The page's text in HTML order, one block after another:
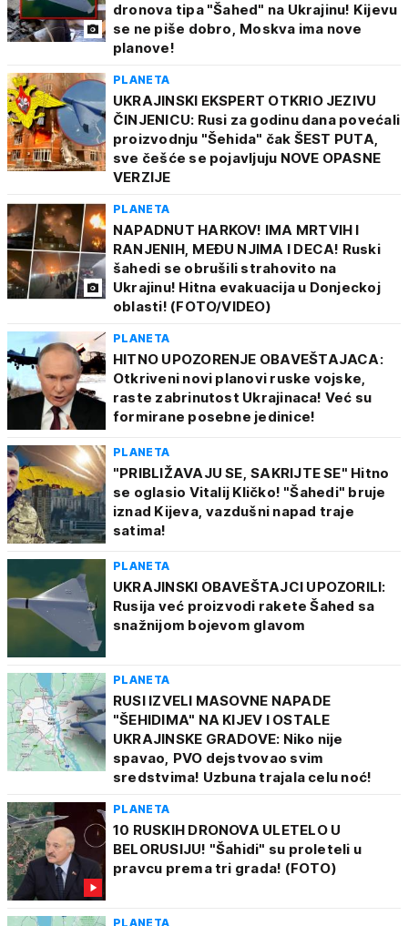
dronova tipa "Šahed" na Ukrajinu! Kijevu
se ne piše dobro, Moskva ima nove
planove!
PLANETA
UKRAJINSKI EKSPERT OTKRIO JEZIVU
ČINJENICU: Rusi za godinu dana povećali
proizvodnju "Šehida" čak ŠEST PUTA,
sve češće se pojavljuju NOVE OPASNE
VERZIJE
PLANETA
NAPADNUT HARKOV! IMA MRTVIH I
RANJENIH, MEĐU NJIMA I DECA! Ruski
šahedi se obrušili strahovito na
Ukrajinu! Hitna evakuacija u Donjeckoj
oblasti! (FOTO/VIDEO)
PLANETA
HITNO UPOZORENJE OBAVEŠTAJACA:
Otkriveni novi planovi ruske vojske,
raste zabrinutost Ukrajinaca! Već su
formirane posebne jedinice!
PLANETA
"PRIBLIŽAVAJU SE, SAKRIJTE SE" Hitno
se oglasio Vitalij Kličko! "Šahedi" bruje
iznad Kijeva, vazdušni napad traje
satima!
PLANETA
UKRAJINSKI OBAVEŠTAJCI UPOZORILI:
Rusija već proizvodi rakete Šahed sa
snažnijom bojevom glavom
PLANETA
RUSI IZVELI MASOVNE NAPADE
"ŠEHIDIMA" NA KIJEV I OSTALE
UKRAJINSKE GRADOVE: Niko nije
spavao, PVO dejstvovao svim
sredstvima! Uzbuna trajala celu noć!
PLANETA
10 RUSKIH DRONOVA ULETELO U
BELORUSIJU! "Šahidi" su proleteli u
pravcu prema tri grada! (FOTO)
PLANETA